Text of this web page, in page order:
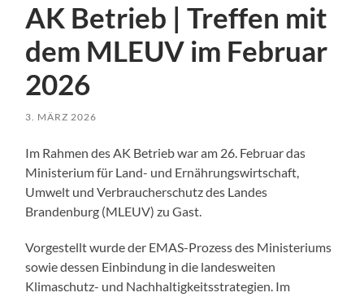
AK Betrieb | Treffen mit
dem MLEUV im Februar
2026
3. MÄRZ 2026
Im Rahmen des AK Betrieb war am 26. Februar das
Ministerium für Land- und Ernährungswirtschaft,
Umwelt und Verbraucherschutz des Landes
Brandenburg (MLEUV) zu Gast.
Vorgestellt wurde der EMAS-Prozess des Ministeriums
sowie dessen Einbindung in die landesweiten
Klimaschutz- und Nachhaltigkeitsstrategien. Im